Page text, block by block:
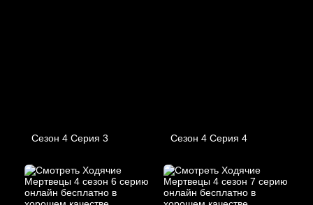
Сезон 4 Серия 3 Сезон 4 Серия 4